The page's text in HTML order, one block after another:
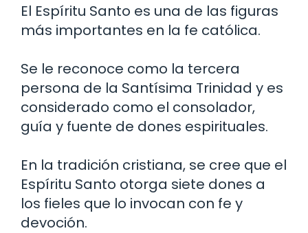
El Espíritu Santo es una de las figuras
más importantes en la fe católica.
Se le reconoce como la tercera
persona de la Santísima Trinidad y es
considerado como el consolador,
guía y fuente de dones espirituales.
En la tradición cristiana, se cree que el
Espíritu Santo otorga siete dones a
los fieles que lo invocan con fe y
devoción.